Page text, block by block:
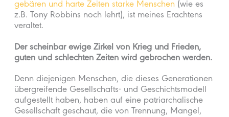
gebären und harte Zeiten starke Menschen (wie es
z.B. Tony Robbins noch lehrt), ist meines Erachtens
veraltet.
Der scheinbar ewige Zirkel von Krieg und Frieden,
guten und schlechten Zeiten wird gebrochen werden.
Denn diejenigen Menschen, die dieses Generationen
übergreifende Gesellschafts- und Geschichtsmodell
aufgestellt haben, haben auf eine patriarchalische
Gesellschaft geschaut, die von Trennung, Mangel,